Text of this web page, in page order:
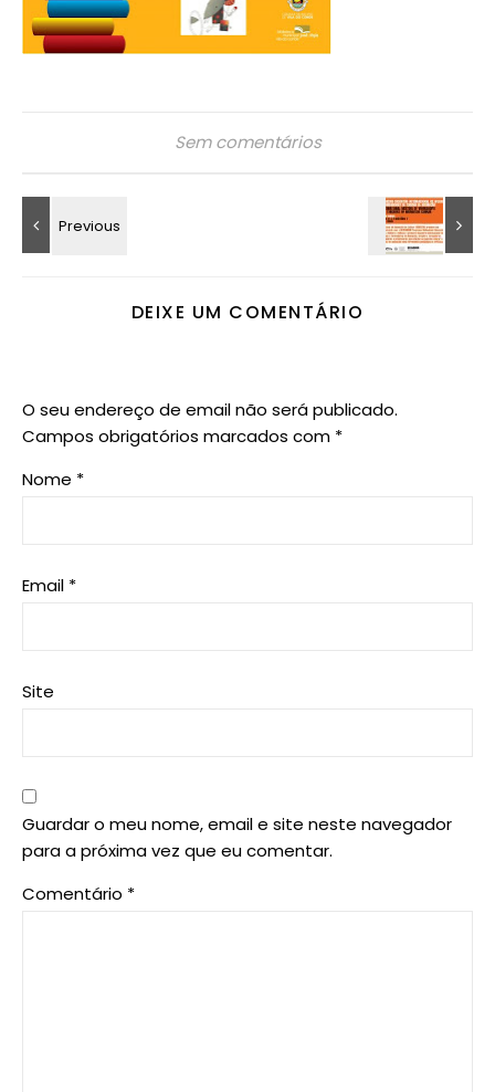
Sem comentários
DEIXE UM COMENTÁRIO
O seu endereço de email não será publicado.
Campos obrigatórios marcados com *
Nome *
Email *
Site
Guardar o meu nome, email e site neste navegador
para a próxima vez que eu comentar.
Comentário *